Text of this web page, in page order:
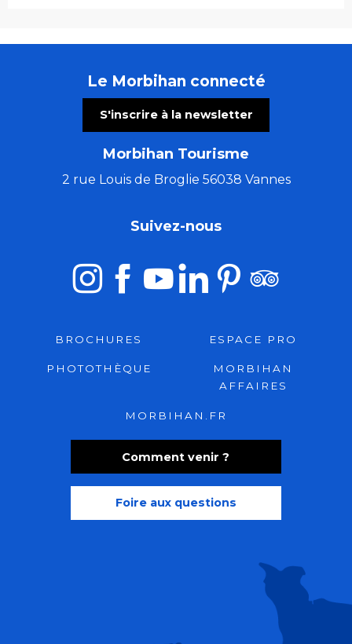
Le Morbihan connecté
S'inscrire à la newsletter
Morbihan Tourisme
2 rue Louis de Broglie 56038 Vannes
Comment venir ?
Foire aux questions
Suivez-nous
BROCHURES ESPACE PRO
PHOTOTHÈQUE
MORBIHAN
AFFAIRES
MORBIHAN.FR